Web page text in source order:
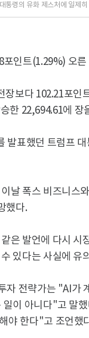
통령의 유화 제스처에 일제
인트(1.29%) 오
장보다 102.21포
한 22,694.61에 장
발표했던 트럼프
날 폭스 비즈니스
했다.
은 발언에 다시 시
있다는 사실에 유
자 전략가는 "AI가
일이 아니다"고 말
야 한다"고 조언했